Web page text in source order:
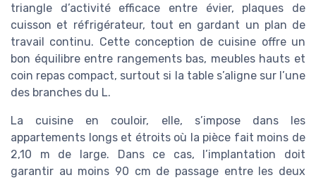
triangle d’activité efficace entre évier, plaques de
cuisson et réfrigérateur, tout en gardant un plan de
travail continu. Cette conception de cuisine offre un
bon équilibre entre rangements bas, meubles hauts et
coin repas compact, surtout si la table s’aligne sur l’une
des branches du L.
La cuisine en couloir, elle, s’impose dans les
appartements longs et étroits où la pièce fait moins de
2,10 m de large. Dans ce cas, l’implantation doit
garantir au moins 90 cm de passage entre les deux